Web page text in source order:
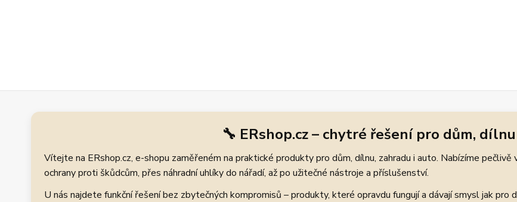
🔧 ERshop.cz – chytré řešení pro dům,
Vítejte na ERshop.cz, e-shopu zaměřeném na praktické produkty pro dům, dílnu, zahradu i auto. Nabízíme
ochrany proti škůdcům, přes náhradní uhlíky do nářadí, až po užitečné nástroje a příslušenství.
U nás najdete funkční řešení bez zbytečných kompromisů – produkty, které opravdu fungují a dávají smysl jak pro